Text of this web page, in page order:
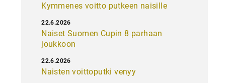
Kymmenes voitto putkeen naisille
Naiset Suomen Cupin 8 parhaan
joukkoon
22.6.2026
Naisten voittoputki venyy
22.6.2026